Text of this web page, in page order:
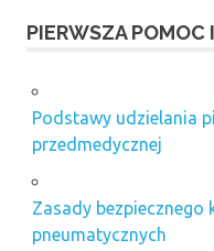
PIERWSZA POMOC
Podstawy udzielania
przedmedycznej
Zasady bezpiecznego
pneumatycznych